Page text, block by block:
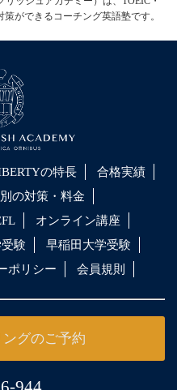
ができるコーチング英語塾です。
の特長
合格実績
の対策・料金
オンライン講座
験
早稲田大学受験
ポリシー 会員規則
グのご予約